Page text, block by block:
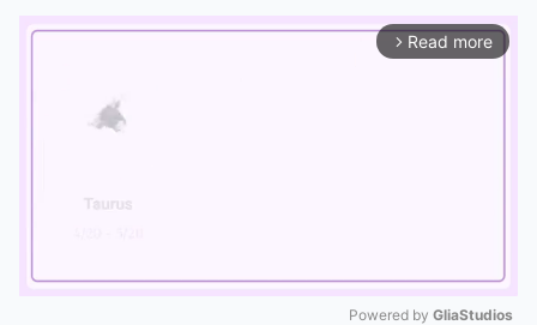
arrow_forward_ios Read more
Powered by GliaStudios